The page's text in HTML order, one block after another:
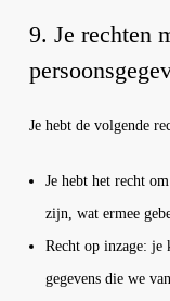
9. Je rechten
Je hebt de volgende
Je hebt het recht
zijn, wat ermee
Recht op inzage: je
gegevens die we